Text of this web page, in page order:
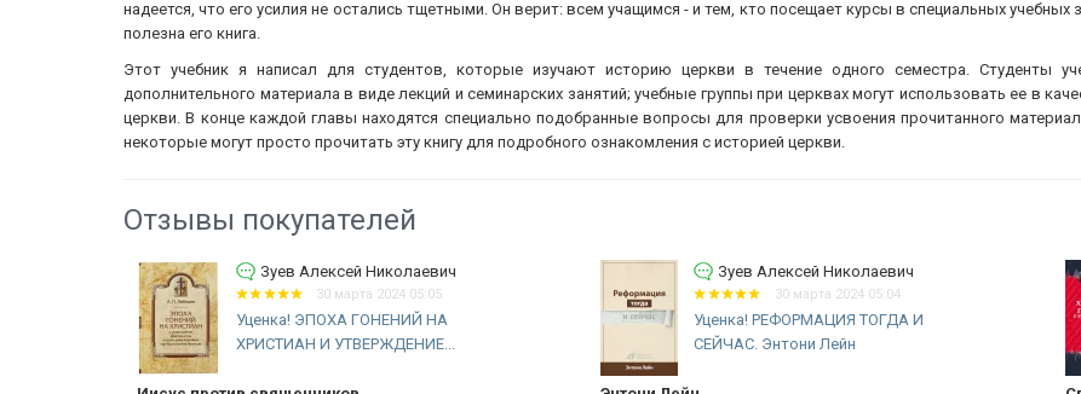
надеется, что его усилия не остались тщетными. Он верит: всем учащимся - и тем, кто посещает курсы в специальных учебных
полезна его книга.
Этот учебник я написал для студентов, которые изучают историю церкви в течение одного семестра. Студенты
дополнительного материала в виде лекций и семинарских занятий; учебные группы при церквах могут использовать ее в
церкви. В конце каждой главы находятся специально подобранные вопросы для проверки усвоения прочитанного
некоторые могут просто прочитать эту книгу для подробного ознакомления с историей церкви.
Отзывы покупателей
Зуев Алексей Николаевич
30 марта 2024 05:05
Уценка! ЭПОХА ГОНЕНИЙ НА
ХРИСТИАН И УТВЕРЖДЕНИЕ...
Зуев Алексей Николаевич
30 марта 2024 05:04
Уценка! РЕФОРМАЦИЯ ТОГДА И
СЕЙЧАС. Энтони Лейн